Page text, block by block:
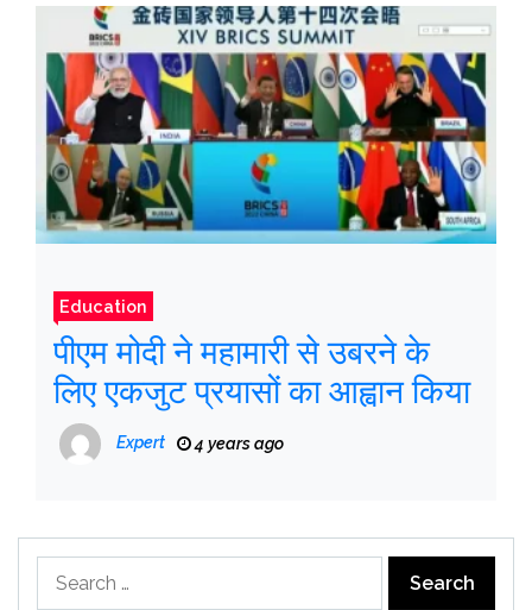
Education
पीएम मोदी ने महामारी से उबरने के
लिए एकजुट प्रयासों का आह्वान किया
Expert 4 years ago
for: